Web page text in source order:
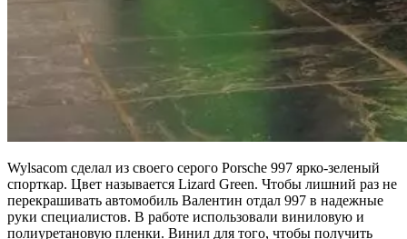
Wylsacom сделал из своего серого Porsche 997 ярко-зеленый
спорткар. Цвет называется Lizard Green. Чтобы лишний раз не
перекрашивать автомобиль Валентин отдал 997 в надежные
руки специалистов. В работе использовали виниловую и
полиуретановую пленки. Винил для того, чтобы получить